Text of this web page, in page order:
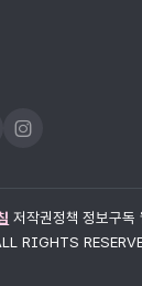
버블로그
인스타그램
저작권정책 정보구독
RIGHTS